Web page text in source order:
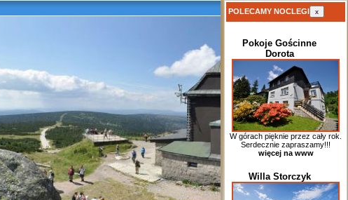
POLECAMY NOCLEGI x
Pokoje Gościnne
Dorota
W górach pięknie przez cały rok.
Serdecznie zapraszamy!!!
więcej na www
Willa Storczyk